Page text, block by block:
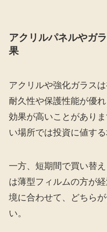
アクリルパネルやガ
果
アクリルや強化ガラス
耐久性や保護性能が優
効果が高いことがあり
い場所では投資に値する
一方、短期間で買い替
は薄型フィルムの方が
境に合わせて、どちら
い。